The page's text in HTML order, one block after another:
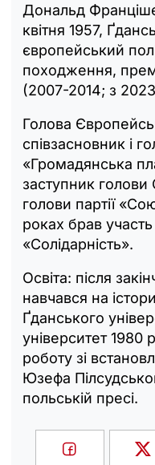
Дональд
квітня 1957,
європейський
походження,
(2007-2014; з
Голова
співзасновник і
«Громадянська
заступник
голови партії
роках брав участь
«Солідарність».
Освіта: після
навчався на
Ґданського
університет 1980
роботу зі
Юзефа
польській пресі.